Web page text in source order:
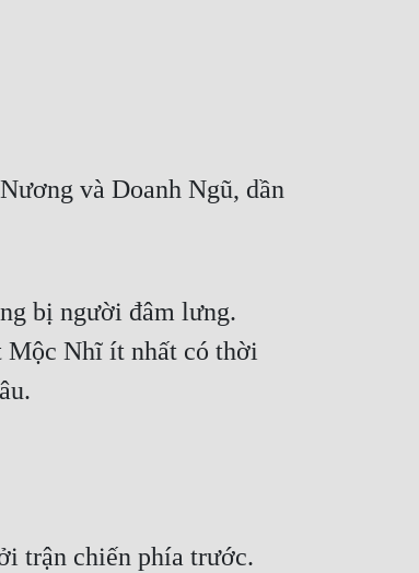
và Doanh Ngũ, dần
bị người đâm lưng.
Mộc Nhĩ ít nhất có thời
trận chiến phía trước.